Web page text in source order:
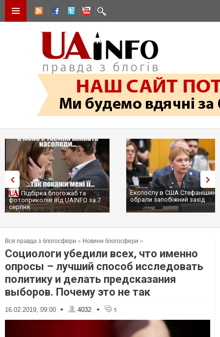
Підбірка блогожаб та
фотоприколів від UAINFO за 7
серпня
Експослу в США Стефанішиній
обрали запобіжний захід
Вся правда з блогосфери » Новини блогосфери »
Социологи убедили всех, что именно
опросы – лучший способ исследовать
политику и делать предсказания
выборов. Почему это не так
16.02.2019, 09:00 • 4032 • 5